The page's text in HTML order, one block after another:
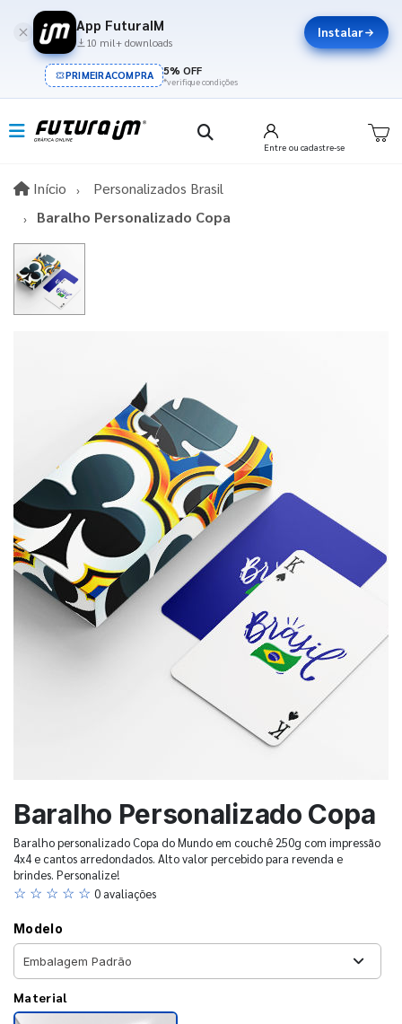
App FuturaIM
10 mil+ downloads
Instalar
PRIMEIRACOMPRA 5% OFF
*verifique condições
Entre ou cadastre-se
Início InícioPersonalizados Brasil
Baralho Personalizado Copa
Baralho Personalizado Copa
Baralho personalizado Copa do Mundo em couchê 250g com impressão
4x4 e cantos arredondados. Alto valor percebido para revenda e
brindes. Personalize!
☆ ☆ ☆ ☆ ☆ 0 avaliações
Modelo
Material